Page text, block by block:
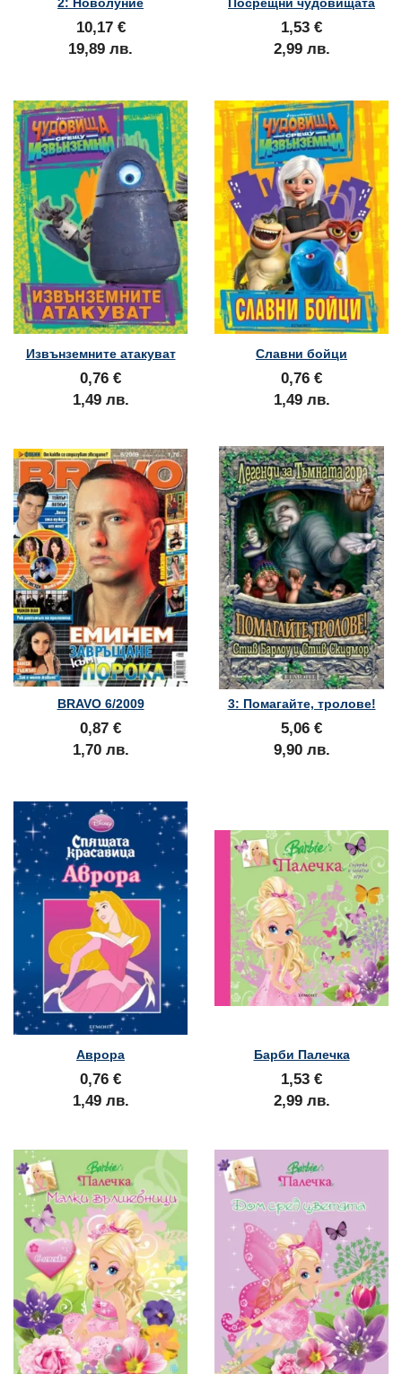
10,17 €
19,89 лв.
1,53 €
2,99 лв.
Извънземните атакуват
0,76 €
1,49 лв.
Славни бойци
0,76 €
1,49 лв.
BRAVO 6/2009
0,87 €
1,70 лв.
3: Помагайте, тролове!
5,06 €
9,90 лв.
Аврора
0,76 €
1,49 лв.
Барби Палечка
1,53 €
2,99 лв.